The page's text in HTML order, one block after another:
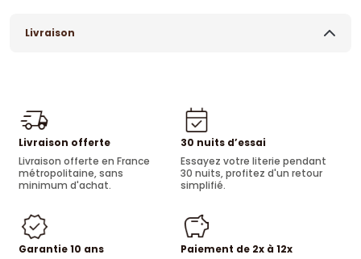
Livraison
Livraison offerte
Livraison offerte en France
métropolitaine, sans
minimum d'achat.
30 nuits d’essai
Essayez votre literie pendant
30 nuits, profitez d'un retour
simplifié.
Garantie 10 ans
Paiement de 2x à 12x